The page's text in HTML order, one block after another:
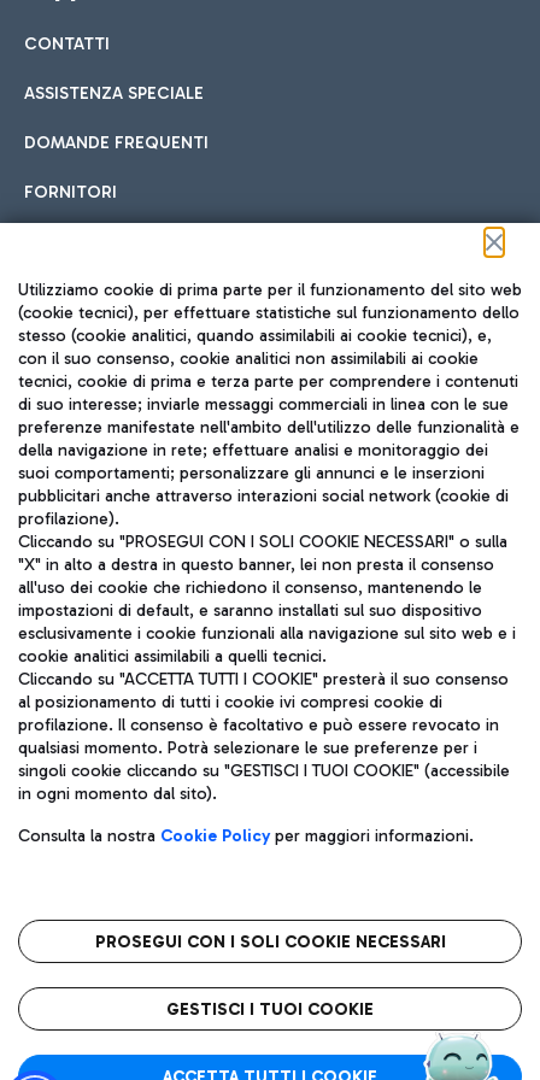
Cucina Internazionale
Fast Food
Pizza
Gelateria
Wine Bar & Sparkling
Hotel in aeroporto
Scegli l'alloggio più adatto e approfitta della vicinanza
all'aeroporto.
Car sharing
Con il Car Sharing è ancora più facile spostarsi
Treno
Raggiungi velocemente l'aeroporto di Fiumicino da Roma
tramite i servizi ferroviari Trenitalia.
Autobus
Scopri le linee di autobus per raggiungere l'aeroporto
Leonardo Da Vinci.
Raggiungi l’aeroporto senza pensieri con il servizio di taxi a
Ristoranti
Scopri la nostra offerta per una pausa gustosa in aeroporto
Mappa Aeroporto Fiumicino
CONTATTI
ASSISTENZA SPECIALE
DOMANDE FREQUENTI
FORNITORI
Seguici sui social
TRAVEL JOURNAL
ITA
Aeroporti di Roma S.p.A. - Società soggetta a direzione e
coordinamento di Mundys S.p.A.
Codice fiscale e Registro delle Imprese di Roma 13032990155 P.
IVA 06572251004
Capitale sociale 62.224.743,00 int. vers.
Sede legale: Via Pier Paolo Racchetti 1 - 00054 Fiumicino (RM)
telefono +39 06 65951
Privacy policy
Note legali
Roma FCO
L'aeroporto stellato
Utilizziamo cookie di prima parte per il funzionamento del sito web
(cookie tecnici), per effettuare statistiche sul funzionamento dello
stesso (cookie analitici, quando assimilabili ai cookie tecnici), e,
con il suo consenso, cookie analitici non assimilabili ai cookie
tecnici, cookie di prima e terza parte per comprendere i contenuti
di suo interesse; inviarle messaggi commerciali in linea con le sue
preferenze manifestate nell'ambito dell'utilizzo delle funzionalità e
della navigazione in rete; effettuare analisi e monitoraggio dei
suoi comportamenti; personalizzare gli annunci e le inserzioni
pubblicitari anche attraverso interazioni social network (cookie di
profilazione).
Cliccando su "PROSEGUI CON I SOLI COOKIE NECESSARI" o sulla
"X" in alto a destra in questo banner, lei non presta il consenso
all'uso dei cookie che richiedono il consenso, mantenendo le
impostazioni di default, e saranno installati sul suo dispositivo
esclusivamente i cookie funzionali alla navigazione sul sito web e i
cookie analitici assimilabili a quelli tecnici.
Cliccando su "ACCETTA TUTTI I COOKIE" presterà il suo consenso
al posizionamento di tutti i cookie ivi compresi cookie di
profilazione. Il consenso è facoltativo e può essere revocato in
qualsiasi momento. Potrà selezionare le sue preferenze per i
singoli cookie cliccando su "GESTISCI I TUOI COOKIE" (accessibile
in ogni momento dal sito).
Consulta la nostra Cookie Policyper maggiori informazioni.
PROSEGUI CON I SOLI COOKIE NECESSARI
GESTISCI I TUOI COOKIE